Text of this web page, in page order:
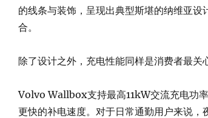
的线条与装饰，呈现出典型斯堪的纳维亚
合。
除了设计之外，充电性能同样是消费者最关
Volvo Wallbox支持最高11kW交流充电功
更快的补电速度。对于日常通勤用户来说